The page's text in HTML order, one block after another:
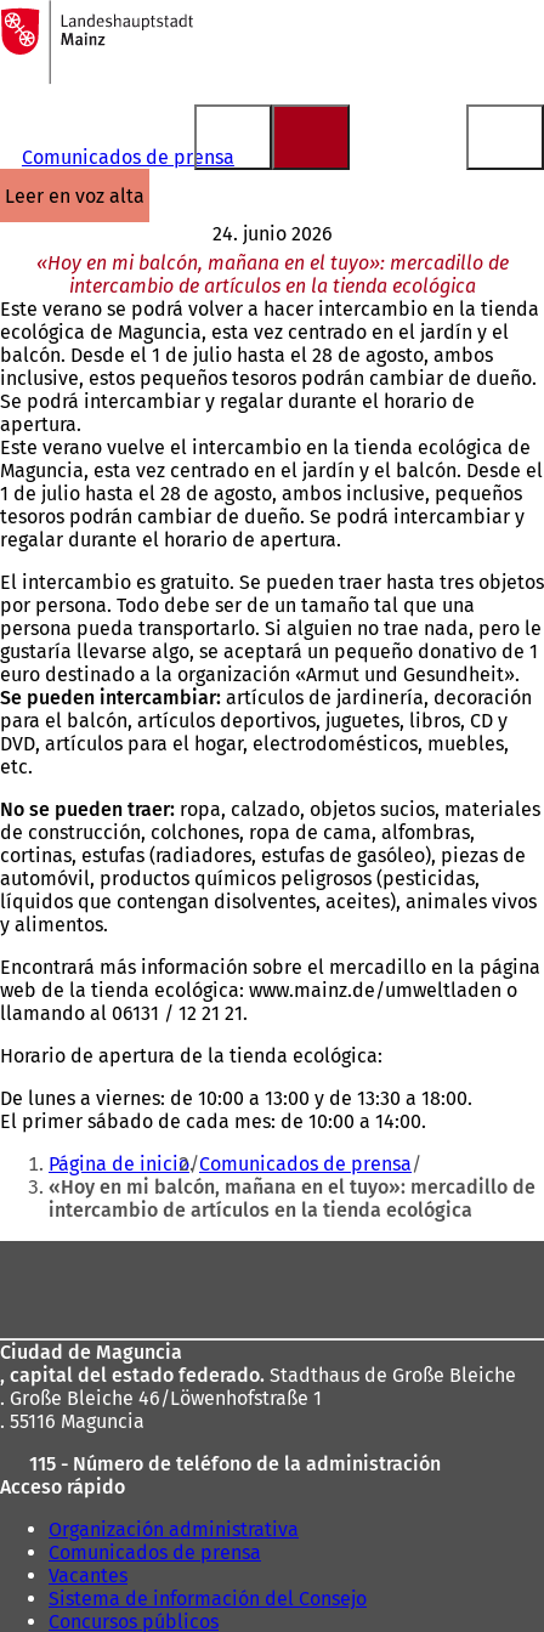
Saltar al contenido
A
la
página
Comunicados de prensa
leer en voz alta
24. junio 2026
«Hoy en mi balcón, mañana en el tuyo»: mercadillo de
intercambio de artículos en la tienda ecológica
Este verano se podrá volver a hacer intercambio en la tienda
ecológica de Maguncia, esta vez centrado en el jardín y el
balcón. Desde el 1 de julio hasta el 28 de agosto, ambos
inclusive, estos pequeños tesoros podrán cambiar de dueño.
Se podrá intercambiar y regalar durante el horario de
apertura.
Este verano vuelve el intercambio en la tienda ecológica de
Maguncia, esta vez centrado en el jardín y el balcón. Desde el
1 de julio hasta el 28 de agosto, ambos inclusive, pequeños
tesoros podrán cambiar de dueño. Se podrá intercambiar y
regalar durante el horario de apertura.
El intercambio es gratuito. Se pueden traer hasta tres objetos
por persona. Todo debe ser de un tamaño tal que una
persona pueda transportarlo. Si alguien no trae nada, pero le
gustaría llevarse algo, se aceptará un pequeño donativo de 1
euro destinado a la organización «Armut und Gesundheit».
Se pueden intercambiar: artículos de jardinería, decoración
para el balcón, artículos deportivos, juguetes, libros, CD y
DVD, artículos para el hogar, electrodomésticos, muebles,
etc.
No se pueden traer: ropa, calzado, objetos sucios, materiales
de construcción, colchones, ropa de cama, alfombras,
cortinas, estufas (radiadores, estufas de gasóleo), piezas de
automóvil, productos químicos peligrosos (pesticidas,
líquidos que contengan disolventes, aceites), animales vivos
y alimentos.
Encontrará más información sobre el mercadillo en la página
web de la tienda ecológica: www.mainz.de/umweltladen o
llamando al 06131 / 12 21 21.
Horario de apertura de la tienda ecológica:
De lunes a viernes: de 10:00 a 13:00 y de 13:30 a 18:00.
El primer sábado de cada mes: de 10:00 a 14:00.
Estás
aquí:
Página de inicio Comunicados de prensa
«Hoy en mi balcón, mañana en el tuyo»: mercadillo de
intercambio de artículos en la tienda ecológica
pies
Ciudad de Maguncia
, capital del estado federado. Stadthaus de Große Bleiche
. Große Bleiche 46/Löwenhofstraße 1
. 55116 Maguncia
115 - Número de teléfono de la administración
Acceso rápido
Organización administrativa
Comunicados de prensa
Vacantes
Sistema de información del Consejo
Concursos públicos